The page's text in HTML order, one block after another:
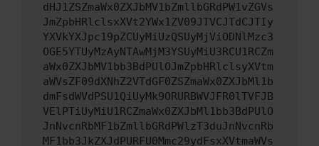
dHJ1ZSZmaWx0ZXJbMV1bZmllbGRdPW1vZGVs
JmZpbHRlclsxXVt2YWx1ZV09JTVCJTdCJTIy
YXVkYXJpc19pZCUyMiUzQSUyMjViODNlMzc3
OGE5YTUyMzAyNTAwMjM3YSUyMiU3RCU1RCZm
aWx0ZXJbMV1bb3BdPUlOJmZpbHRlclsyXVtm
aWVsZF09dXNhZ2VTdGF0ZSZmaWx0ZXJbMl1b
dmFsdWVdPSU1QiUyMk9ORURBWVJFR0lTVFJB
VElPTiUyMiU1RCZmaWx0ZXJbMl1bb3BdPUlO
JnNvcnRbMF1bZmllbGRdPWlzT3duJnNvcnRb
MF1bb3JkZXJdPURFU0Mmc29ydFsxXVtmaWVs